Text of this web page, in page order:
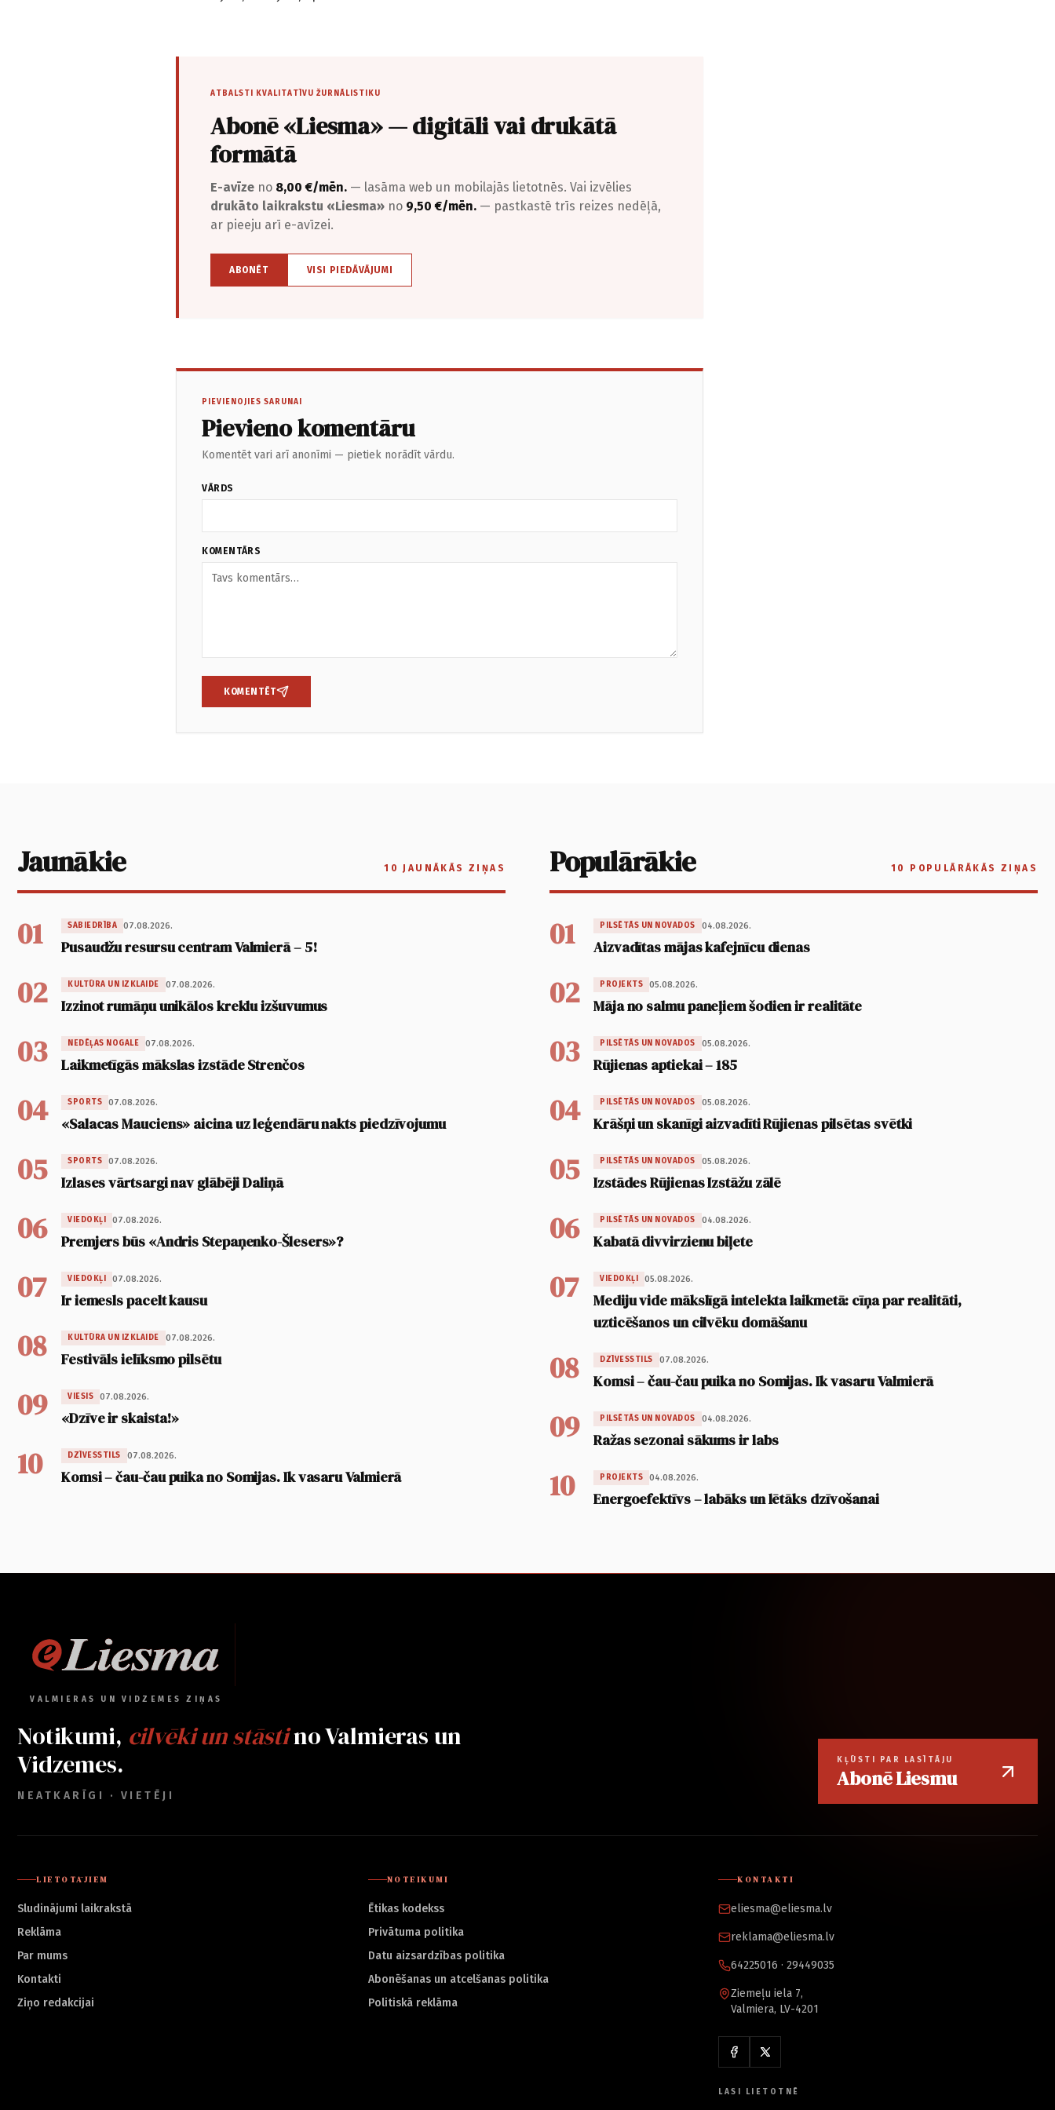
ATBALSTI KVALITATĪVU ŽURNĀLISTIKU
Abonē «Liesma» — digitāli vai drukātā
formātā
E-avīze no 8,00 €/mēn. — lasāma web un mobilajās lietotnēs. Vai izvēlies
drukāto laikrakstu «Liesma» no 9,50 €/mēn. — pastkastē trīs reizes nedēļā,
ar pieeju arī e-avīzei.
ABONĒT VISI PIEDĀVĀJUMI
PIEVIENOJIES SARUNAI
Pievieno komentāru
Komentēt vari arī anonīmi — pietiek norādīt vārdu.
VĀRDS
KOMENTĀRS
KOMENTĒT
Jaunākie 10 JAUNĀKĀS ZIŅAS
01 SABIEDRĪBA 07.08.2026.
Pusaudžu resursu centram Valmierā – 5!
02 KULTŪRA UN IZKLAIDE 07.08.2026.
Izzinot rumāņu unikālos kreklu izšuvumus
03 NEDĒĻAS NOGALE 07.08.2026.
Laikmetīgās mākslas izstāde Strenčos
04 SPORTS 07.08.2026.
«Salacas Mauciens» aicina uz leģendāru nakts piedzīvojumu
05 SPORTS 07.08.2026.
Izlases vārtsargi nav glābēji Daliņā
06 VIEDOKĻI 07.08.2026.
Premjers būs «Andris Stepaņenko-Šlesers»?
07 VIEDOKĻI 07.08.2026.
Ir iemesls pacelt kausu
08 KULTŪRA UN IZKLAIDE 07.08.2026.
Festivāls ielīksmo pilsētu
09 VIESIS 07.08.2026.
«Dzīve ir skaista!»
10 DZĪVESSTILS 07.08.2026.
Komsi – čau-čau puika no Somijas. Ik vasaru Valmierā
Populārākie 10 POPULĀRĀKĀS ZIŅAS
01 PILSĒTĀS UN NOVADOS 04.08.2026.
Aizvadītas mājas kafejnīcu dienas
02 PROJEKTS 05.08.2026.
Māja no salmu paneļiem šodien ir realitāte
03 PILSĒTĀS UN NOVADOS 05.08.2026.
Rūjienas aptiekai – 185
04 PILSĒTĀS UN NOVADOS 05.08.2026.
Krāšņi un skanīgi aizvadīti Rūjienas pilsētas svētki
05 PILSĒTĀS UN NOVADOS 05.08.2026.
Izstādes Rūjienas Izstāžu zālē
06 PILSĒTĀS UN NOVADOS 04.08.2026.
Kabatā divvirzienu biļete
07 VIEDOKĻI 05.08.2026.
Mediju vide mākslīgā intelekta laikmetā: cīņa par realitāti,
uzticēšanos un cilvēku domāšanu
08 DZĪVESSTILS 07.08.2026.
Komsi – čau-čau puika no Somijas. Ik vasaru Valmierā
09 PILSĒTĀS UN NOVADOS 04.08.2026.
Ražas sezonai sākums ir labs
10 PROJEKTS 04.08.2026.
Energoefektīvs – labāks un lētāks dzīvošanai
VALMIERAS UN VIDZEMES ZIŅAS
Notikumi, cilvēki un stāstino Valmieras un
Vidzemes.
NEATKARĪGI · VIETĒJI
KĻŪSTI PAR LASĪTĀJU
Abonē Liesmu
LIETOTĀJIEM
Sludinājumi laikrakstā
Reklāma
Par mums
Kontakti
Ziņo redakcijai
NOTEIKUMI
Ētikas kodekss
Privātuma politika
Datu aizsardzības politika
Abonēšanas un atcelšanas politika
Politiskā reklāma
KONTAKTI
eliesma@eliesma.lv
reklama@eliesma.lv
64225016 · 29449035
Ziemeļu iela 7,
Valmiera, LV-4201
LASI LIETOTNĒ